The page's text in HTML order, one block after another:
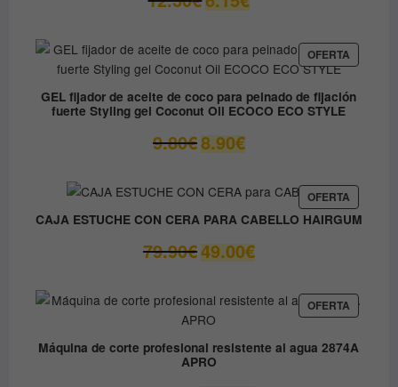
precio
era:
12.30€.
precio
es:
6.15€.
OFERTA
EN
GEL fijador de aceite de coco para peinado de fijación
fuerte Styling gel Coconut Oil ECOCO ECO STYLE
9.80€ El
precio
era:
9.80€.
8.90€El
precio
es:
8.90€.
OFERTA
EN
CAJA ESTUCHE CON CERA PARA CABELLO HAIRGUM
79.90€ El
precio
era:
79.90€.
49.00€El
precio
es:
OFERTA
EN
Máquina de corte profesional resistente al agua 2874A
APRO